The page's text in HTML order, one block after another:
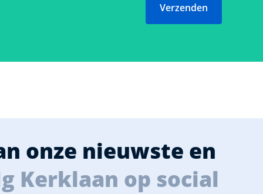
Verzenden
onze nieuwste en
Kerklaan op social